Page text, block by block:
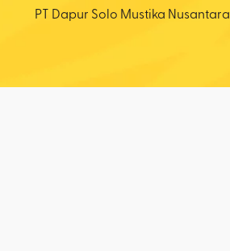
PT Dapur Solo Mustika Nusantara